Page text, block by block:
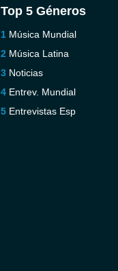
Top 5 Géneros
Música Mundial
Música Latina
Noticias
Entrev. Mundial
Entrevistas Esp